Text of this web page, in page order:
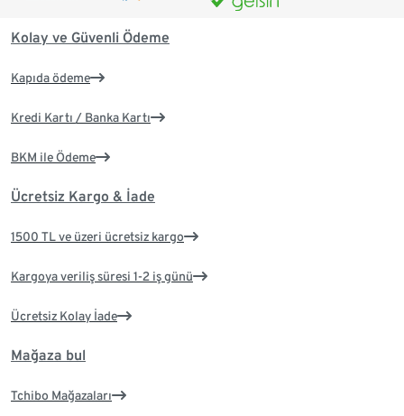
Kolay ve Güvenli Ödeme
Kapıda ödeme
Kredi Kartı / Banka Kartı
BKM ile Ödeme
Ücretsiz Kargo & İade
1500 TL ve üzeri ücretsiz kargo
Kargoya veriliş süresi 1-2 iş günü
Ücretsiz Kolay İade
Mağaza bul
Tchibo Mağazaları